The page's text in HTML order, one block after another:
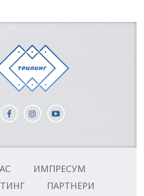
ИМПРЕСУМ
ПАРТНЕРИ